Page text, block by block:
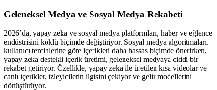
Geleneksel Medya ve Sosyal Medya Rekabeti
2026’da, yapay zeka ve sosyal medya platformları, haber ve eğlence
endüstrisini köklü biçimde değiştiriyor. Sosyal medya algoritmaları,
kullanıcı tercihlerine göre içerikleri daha hassas biçimde önerirken,
yapay zeka destekli içerik üretimi, geleneksel medyaya ciddi bir
rekabet getiriyor. Özellikle, yapay zeka ile üretilen kısa videolar ve
canlı içerikler, izleyicilerin ilgisini çekiyor ve gelir modellerini
dönüştürüyor.